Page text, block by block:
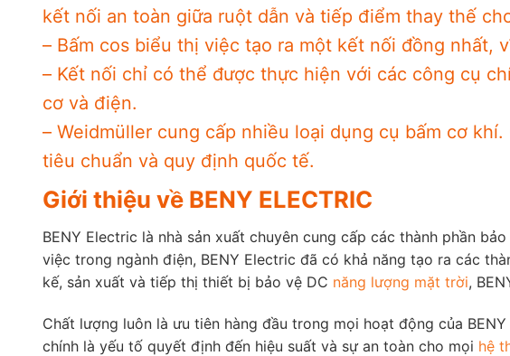
kết nối an toàn giữa ruột dẫn và tiếp điểm thay thế
– Bấm cos biểu thị việc tạo ra một kết nối đồng nhất,
– Kết nối chỉ có thể được thực hiện với các công cụ
cơ và điện.
– Weidmüller cung cấp nhiều loại dụng cụ bấm cơ
tiêu chuẩn và quy định quốc tế.
Giới thiệu về BENY ELECTRIC
BENY Electric là nhà sản xuất chuyên cung cấp các thành phần
việc trong ngành điện, BENY Electric đã có khả năng tạo ra các
kế, sản xuất và tiếp thị thiết bị bảo vệ DC năng lượng mặt trời,
Chất lượng luôn là ưu tiên hàng đầu trong mọi hoạt động của
chính là yếu tố quyết định đến hiệu suất và sự an toàn cho mọi hệ